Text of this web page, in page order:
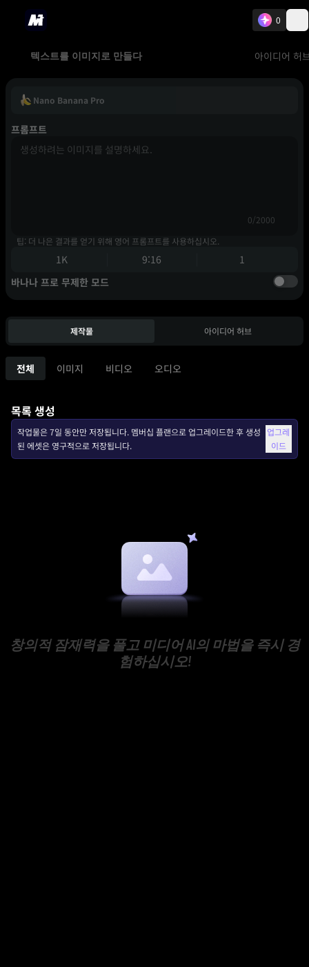
0
텍스트를 이미지로 만들다 아이디어 허
Nano Banana Pro
프롬프트
0/2000
팁: 더 나은 결과를 얻기 위해 영어 프롬프트를 사용하십시오.
1K 9:16
1
바나나 프로 무제한 모드
제작물 아이디어 허브
전체 이미지 비디오 오디오
목록 생성
작업물은 7일 동안만 저장됩니다. 멤버십 플랜으로 업그레이드한 후 생성
된 에셋은 영구적으로 저장됩니다.
업그레
이드
창의적 잠재력을 풀고 미디어 AI의 마법을 즉시 경
험하십시오!